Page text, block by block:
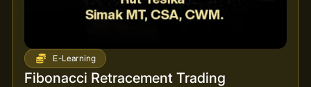
E-Learning
Fibonacci Retracement Trading